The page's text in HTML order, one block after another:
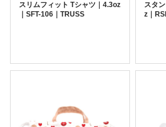
スリムフィット Tシャツ｜4.3oz
｜SFT-106｜TRUSS
スタ
z｜